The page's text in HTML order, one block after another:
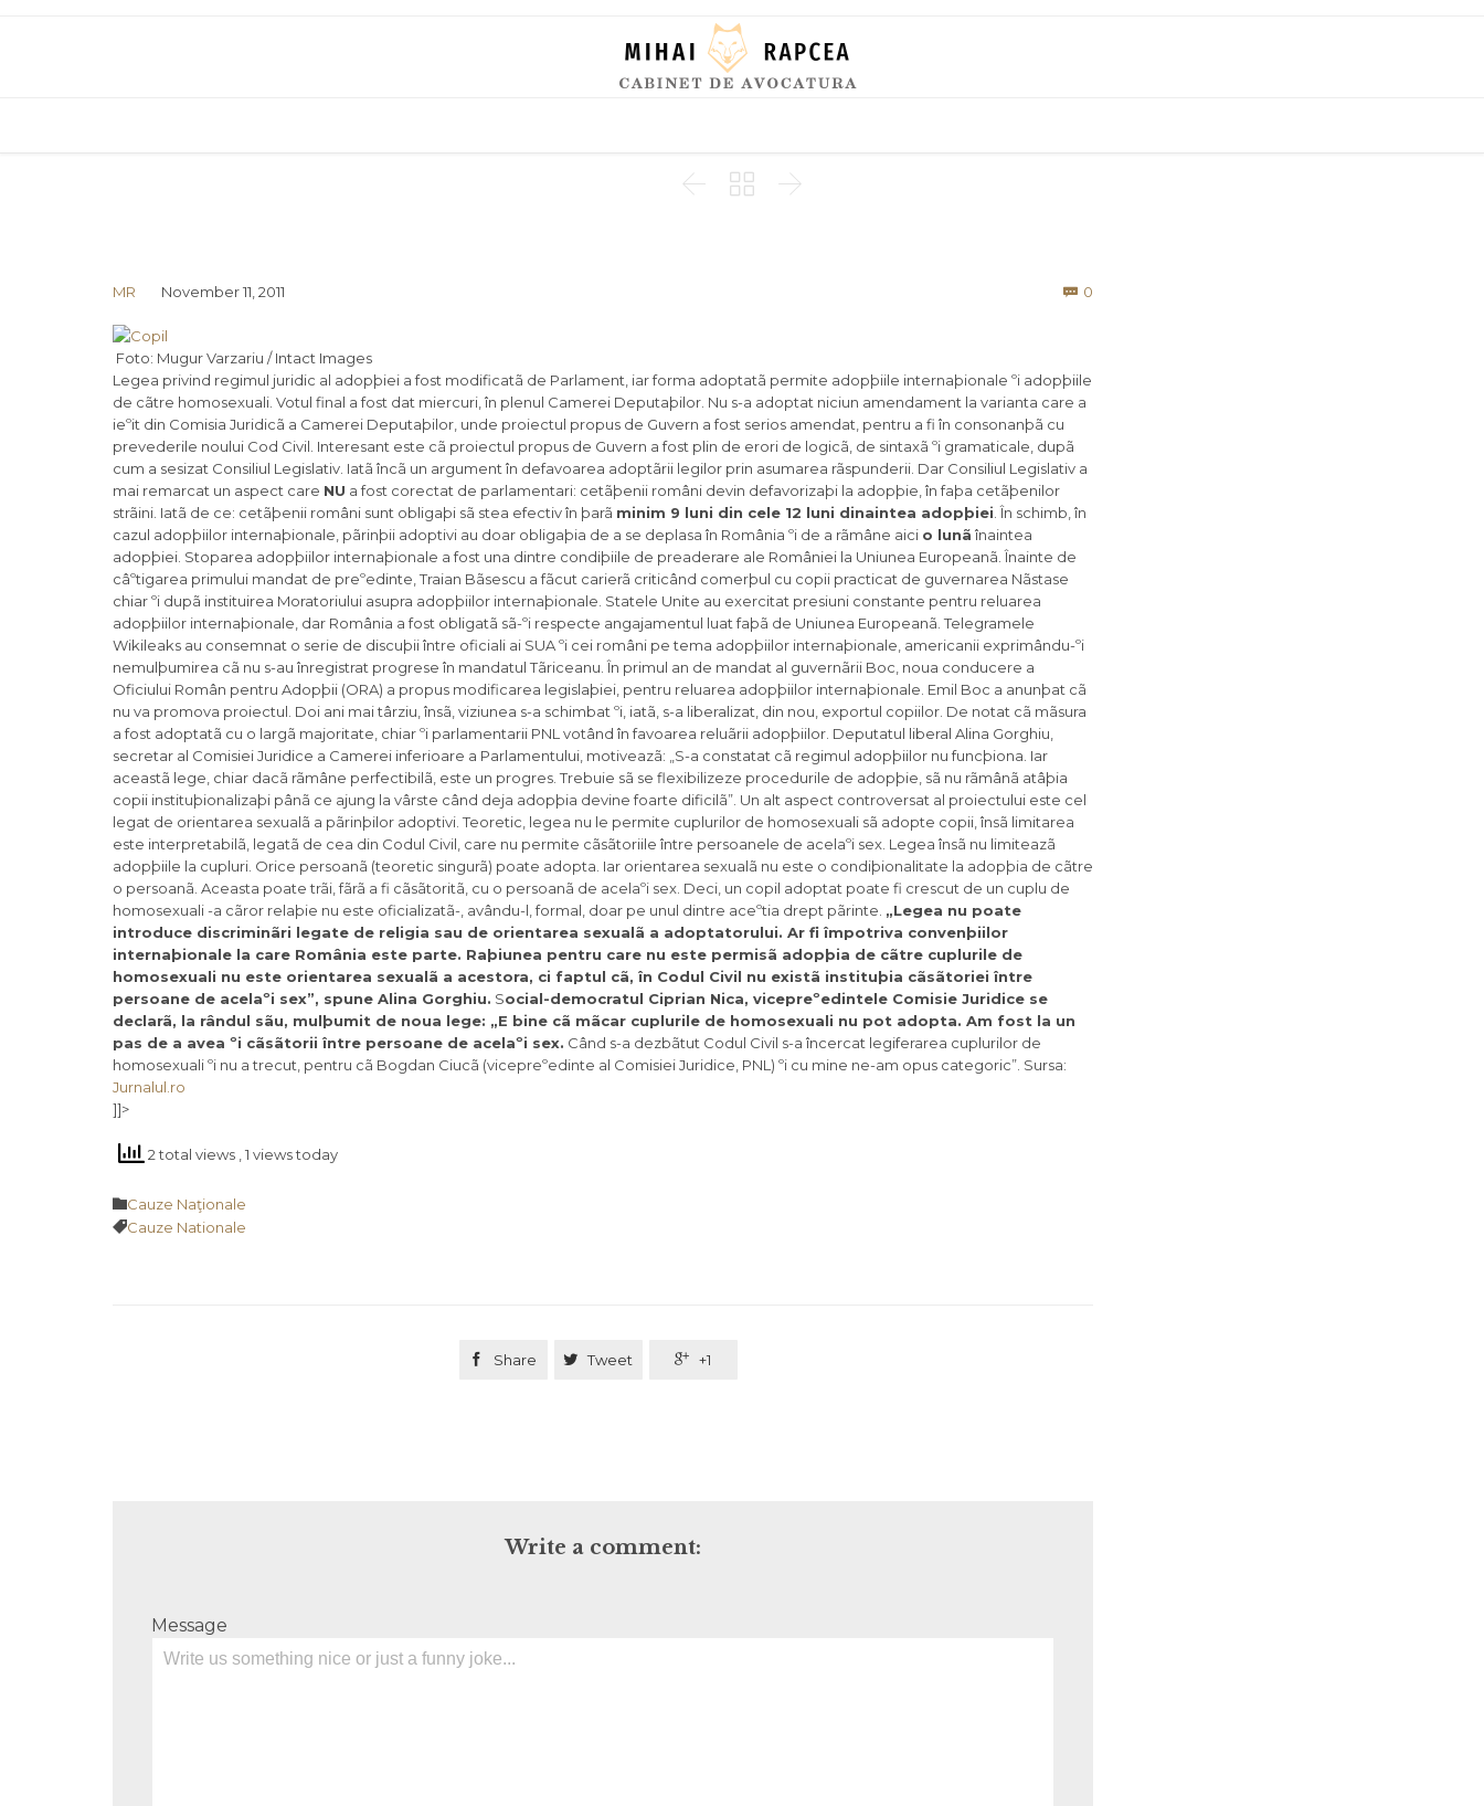
  
MR November 11, 2011  0
Foto: Mugur Varzariu / Intact Images
Legea privind regimul juridic al adopþiei a fost modificatã de Parlament, iar forma adoptatã permite adopþiile internaþionale ºi adopþiile
de cãtre homosexuali. Votul final a fost dat miercuri, în plenul Camerei Deputaþilor. Nu s-a adoptat niciun amendament la varianta care a
ieºit din Comisia Juridicã a Camerei Deputaþilor, unde proiectul propus de Guvern a fost serios amendat, pentru a fi în consonanþã cu
prevederile noului Cod Civil. Interesant este cã proiectul propus de Guvern a fost plin de erori de logicã, de sintaxã ºi gramaticale, dupã
cum a sesizat Consiliul Legislativ. Iatã încã un argument în defavoarea adoptãrii legilor prin asumarea rãspunderii. Dar Consiliul Legislativ a
mai remarcat un aspect care NU a fost corectat de parlamentari: cetãþenii români devin defavorizaþi la adopþie, în faþa cetãþenilor
strãini. Iatã de ce: cetãþenii români sunt obligaþi sã stea efectiv în þarã minim 9 luni din cele 12 luni dinaintea adopþiei . În schimb, în
cazul adopþiilor internaþionale, pãrinþii adoptivi au doar obligaþia de a se deplasa în România ºi de a rãmâne aici o lunã înaintea
adopþiei. Stoparea adopþiilor internaþionale a fost una dintre condiþiile de preaderare ale României la Uniunea Europeanã. Înainte de
câºtigarea primului mandat de preºedinte, Traian Bãsescu a fãcut carierã criticând comerþul cu copii practicat de guvernarea Nãstase
chiar ºi dupã instituirea Moratoriului asupra adopþiilor internaþionale. Statele Unite au exercitat presiuni constante pentru reluarea
adopþiilor internaþionale, dar România a fost obligatã sã-ºi respecte angajamentul luat faþã de Uniunea Europeanã. Telegramele
Wikileaks au consemnat o serie de discuþii între oficiali ai SUA ºi cei români pe tema adopþiilor internaþionale, americanii exprimându-ºi
nemulþumirea cã nu s-au înregistrat progrese în mandatul Tãriceanu. În primul an de mandat al guvernãrii Boc, noua conducere a
Oficiului Român pentru Adopþii (ORA) a propus modificarea legislaþiei, pentru reluarea adopþiilor internaþionale. Emil Boc a anunþat cã
nu va promova proiectul. Doi ani mai târziu, însã, viziunea s-a schimbat ºi, iatã, s-a liberalizat, din nou, exportul copiilor. De notat cã mãsura
a fost adoptatã cu o largã majoritate, chiar ºi parlamentarii PNL votând în favoarea reluãrii adopþiilor. Deputatul liberal Alina Gorghiu,
secretar al Comisiei Juridice a Camerei inferioare a Parlamentului, motiveazã: „S-a constatat cã regimul adopþiilor nu funcþiona. Iar
aceastã lege, chiar dacã rãmâne perfectibilã, este un progres. Trebuie sã se flexibilizeze procedurile de adopþie, sã nu rãmânã atâþia
copii instituþionalizaþi pânã ce ajung la vârste când deja adopþia devine foarte dificilã”. Un alt aspect controversat al proiectului este cel
legat de orientarea sexualã a pãrinþilor adoptivi. Teoretic, legea nu le permite cuplurilor de homosexuali sã adopte copii, însã limitarea
este interpretabilã, legatã de cea din Codul Civil, care nu permite cãsãtoriile între persoanele de acelaºi sex. Legea însã nu limiteazã
adopþiile la cupluri. Orice persoanã (teoretic singurã) poate adopta. Iar orientarea sexualã nu este o condiþionalitate la adopþia de cãtre
o persoanã. Aceasta poate trãi, fãrã a fi cãsãtoritã, cu o persoanã de acelaºi sex. Deci, un copil adoptat poate fi crescut de un cuplu de
homosexuali -a cãror relaþie nu este oficializatã-, avându-l, formal, doar pe unul dintre aceºtia drept pãrinte. „Legea nu poate
introduce discriminãri legate de religia sau de orientarea sexualã a adoptatorului. Ar fi împotriva convenþiilor
internaþionale la care România este parte. Raþiunea pentru care nu este permisã adopþia de cãtre cuplurile de
homosexuali nu este orientarea sexualã a acestora, ci faptul cã, în Codul Civil nu existã instituþia cãsãtoriei între
persoane de acelaºi sex”, spune Alina Gorghiu. Social-democratul Ciprian Nica, vicepreºedintele Comisie Juridice se
declarã, la rândul sãu, mulþumit de noua lege: „E bine cã mãcar cuplurile de homosexuali nu pot adopta. Am fost la un
pas de a avea ºi cãsãtorii între persoane de acelaºi sex. Când s-a dezbãtut Codul Civil s-a încercat legiferarea cuplurilor de
homosexuali ºi nu a trecut, pentru cã Bogdan Ciucã (vicepreºedinte al Comisiei Juridice, PNL) ºi cu mine ne-am opus categoric”. Sursa:
Jurnalul.ro
]]>
2 total views , 1 views today
Category
Cauze Naţionale
Tags
Cauze Nationale
 Share  Tweet  +1
Write a comment:
Message